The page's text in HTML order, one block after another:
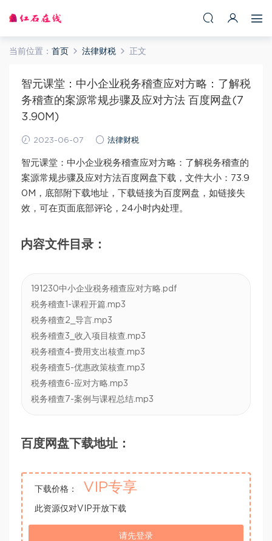
当前位置： 首页 法律财税 正文
智元课堂：中小企业税务稽查应对方略：了解税
务稽查的案源常规步骤及应对方法 百度网盘(7
3.90M)
2023-06-07 法律财税
智元课堂：中小企业税务稽查应对方略：了解税务稽查的
案源常规步骤及应对方法百度网盘下载，文件大小：73.9
0M，底部附下载地址，下载链接为百度网盘，如链接失
效，可在页面底部评论，24小时内处理。
内容文件目录：
191230中小企业税务稽查应对方略.pdf
税务稽查1-课程开篇.mp3
税务稽查2_导言.mp3
税务稽查3_收入项目核查.mp3
税务稽查4-费用支出核查.mp3
税务稽查5-优惠政策核查.mp3
税务稽查6-应对方略.mp3
税务稽查7-案例与课程总结.mp3
百度网盘下载地址：
下载价格： VIP专享
此资源仅对VIP开放下载
请先登录